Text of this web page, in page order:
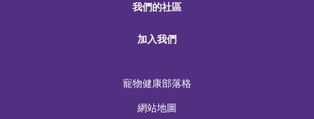
我們的社區
加入我們
寵物健康部落格
網站地圖